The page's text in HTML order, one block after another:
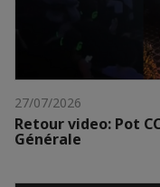
27/07/2026
Retour video: Pot
Générale